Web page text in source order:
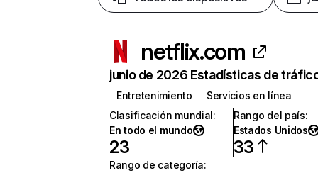
netflix.com
junio de 2026 Estadísticas de
Entretenimiento
Servicios en línea
Clasificación mundial:
En todo el mundo
23
Rango del país:
Estados Unidos
33
Rango de categoría: